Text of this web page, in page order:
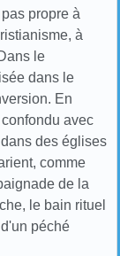
propre à
à
le
dans le
En
avec
des églises
comme
de la
le bain rituel
péché